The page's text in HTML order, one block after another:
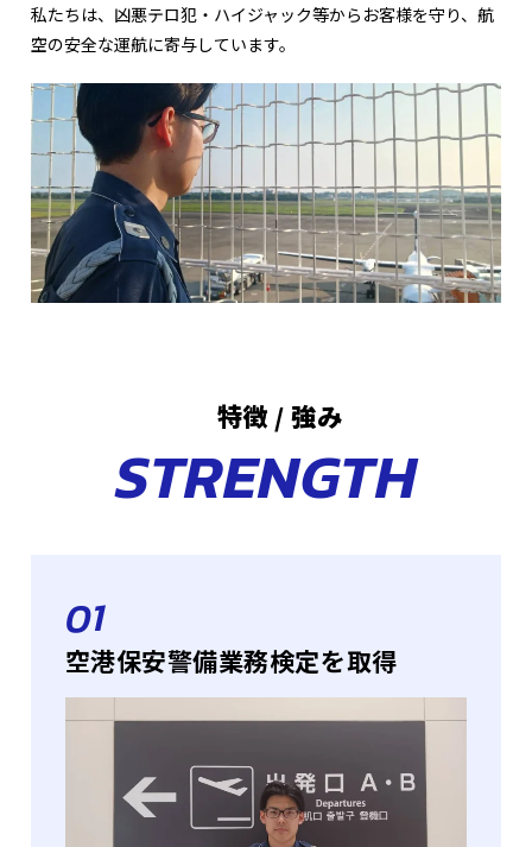
私たちは、凶悪テロ犯・ハイジャック等からお客様を守り、航
空の安全な運航に寄与しています。
特徴 / 強み
STRENGTH
01
空港保安警備業務検定を取得